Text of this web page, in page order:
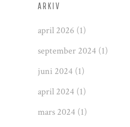
ARKIV
april 2026 (1)
september 2024 (1)
juni 2024 (1)
april 2024 (1)
mars 2024 (1)